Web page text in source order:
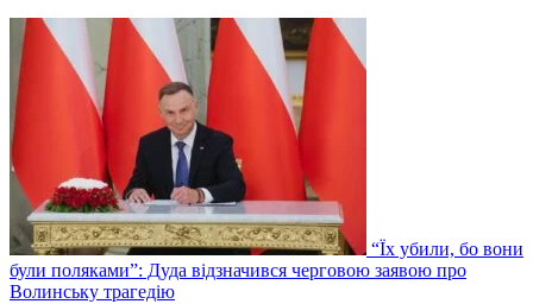
“Їх убили, бо вони
були поляками”: Дуда відзначився черговою заявою про
Волинську трагедію